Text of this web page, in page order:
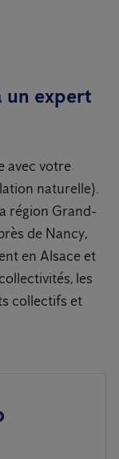
un expert
avec votre
naturelle).
région Grand-
de Nancy,
en Alsace et
les
collectifs et